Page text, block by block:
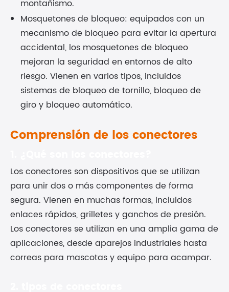
montañismo.
Mosquetones de bloqueo: equipados con un
mecanismo de bloqueo para evitar la apertura
accidental, los mosquetones de bloqueo
mejoran la seguridad en entornos de alto
riesgo. Vienen en varios tipos, incluidos
sistemas de bloqueo de tornillo, bloqueo de
giro y bloqueo automático.
Comprensión de los conectores
Los conectores son dispositivos que se utilizan
para unir dos o más componentes de forma
segura. Vienen en muchas formas, incluidos
enlaces rápidos, grilletes y ganchos de presión.
Los conectores se utilizan en una amplia gama de
aplicaciones, desde aparejos industriales hasta
correas para mascotas y equipo para acampar.